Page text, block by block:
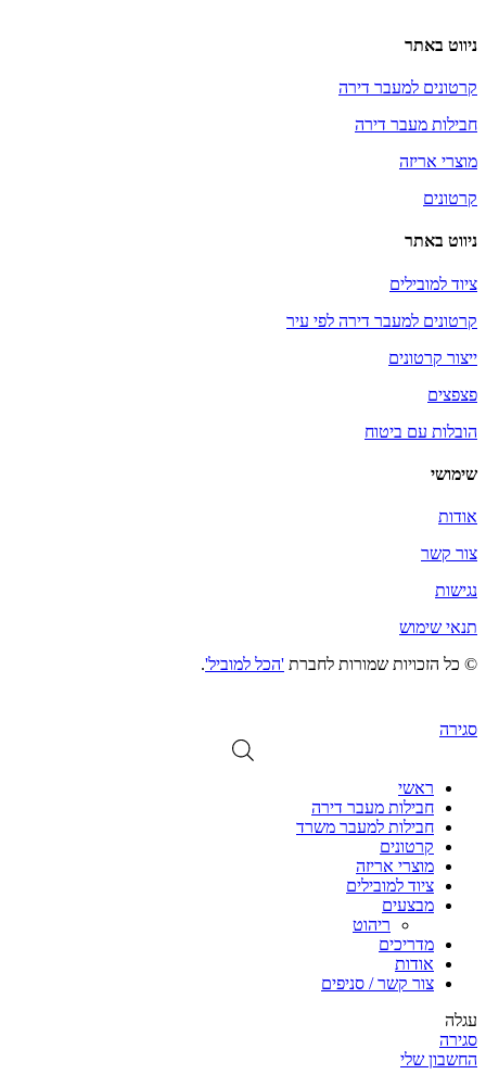
ניווט באתר
קרטונים למעבר דירה
חבילות מעבר דירה
מוצרי אריזה
קרטונים
ניווט באתר
ציוד למובילים
קרטונים למעבר דירה לפי עיר
ייצור קרטונים
פצפצים
הובלות עם ביטוח
שימושי
אודות
צור קשר
נגישות
תנאי שימוש
© כל הזכויות שמורות לחברת 'הכל למוביל'.
סגירה
ראשי
חבילות מעבר דירה
חבילות למעבר משרד
קרטונים
מוצרי אריזה
ציוד למובילים
מבצעים
ריהוט
מדריכים
אודות
צור קשר / סניפים
עגלה
סגירה
החשבון שלי